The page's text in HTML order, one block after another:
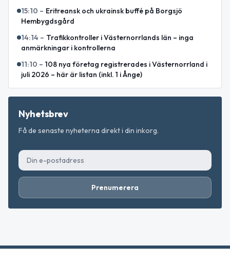
15:10 – Eritreansk och ukrainsk buffé på Borgsjö
Hembygdsgård
14:14 – Trafikkontroller i Västernorrlands län – inga
anmärkningar i kontrollerna
11:10 – 108 nya företag registrerades i Västernorrland i
juli 2026 – här är listan (inkl. 1 i Ånge)
Nyhetsbrev
Få de senaste nyheterna direkt i din inkorg.
Prenumerera